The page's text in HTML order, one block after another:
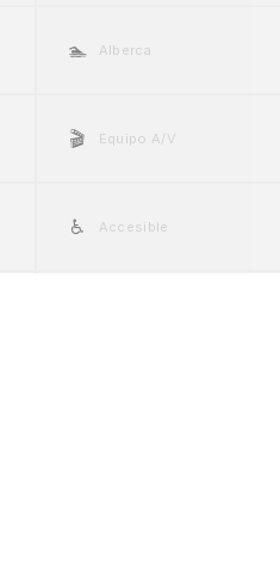
🏊 Alberca
🎬 Equipo A/V
♿ Accesible